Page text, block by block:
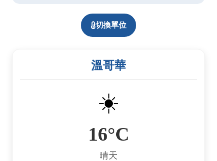
切換單位
溫哥華
☀️
16°C
晴天